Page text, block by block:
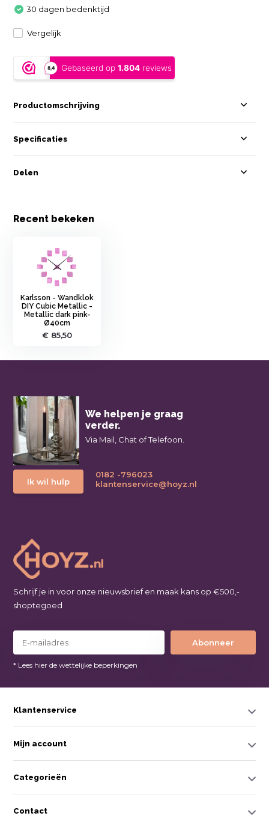
30 dagen bedenktijd
Vergelijk
Productomschrijving
Specificaties
Delen
Recent bekeken
Karlsson - Wandklok
DIY Cubic Metallic -
Metallic dark pink-
Ø40cm
€ 85,50
We helpen je graag
verder.
Via Mail, Chat of Telefoon.
Ik wil hulp
0182 -796023
klantenservice@hoyz.nl
Schrijf je in voor onze nieuwsbrief en maak kans op €500,-
shoptegoed
Abonneer
* Lees hier de wettelijke beperkingen
Klantenservice
Mijn account
Categorieën
Contact